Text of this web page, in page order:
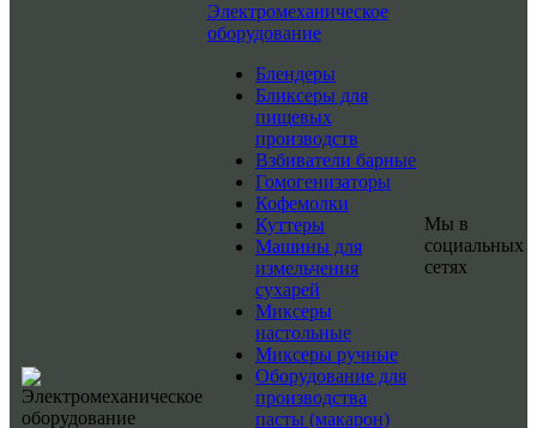
Электромеханическое
оборудование
Блендеры
Бликсеры для
пищевых
производств
Взбиватели барные
Гомогенизаторы
Кофемолки
Куттеры
Машины для
измельчения
сухарей
Миксеры
настольные
Миксеры ручные
Оборудование для
производства
пасты (макарон)
Мы в
социальных
сетях